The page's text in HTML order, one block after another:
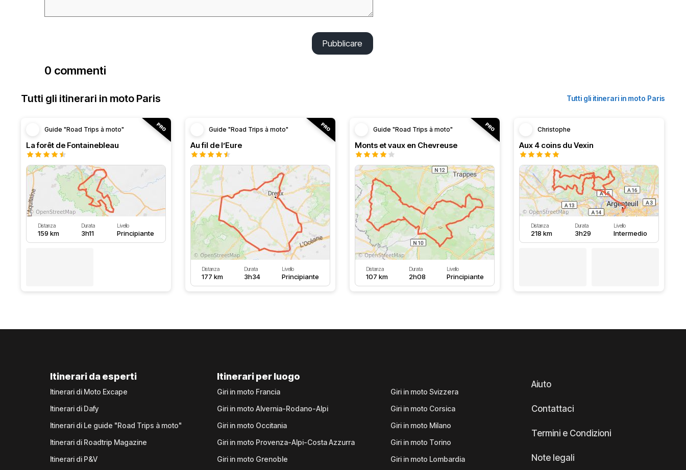
Pubblicare
0 commenti
Tutti gli itinerari in moto Paris Tutti gli itinerari in moto Paris
Guide "Road Trips à moto"
La forêt de Fontainebleau
Distanza
159 km
Durata
3h11
Livello
Principiante
Guide "Road Trips à moto"
Au fil de l’Eure
Distanza
177 km
Durata
3h34
Livello
Principiante
Guide "Road Trips à moto"
Monts et vaux en Chevreuse
Distanza
107 km
Durata
2h08
Livello
Principiante
Christophe
Aux 4 coins du Vexin
Distanza
218 km
Durata
3h29
Livello
Intermedio
Itinerari da esperti
Itinerari di Moto Excape
Itinerari di Dafy
Itinerari di Le guide "Road Trips à moto"
Itinerari di Roadtrip Magazine
Itinerari di P&V
Itinerari per luogo
Giri in moto Francia
Giri in moto Alvernia-Rodano-Alpi
Giri in moto Occitania
Giri in moto Provenza-Alpi-Costa Azzurra
Giri in moto Grenoble
Giri in moto Svizzera
Giri in moto Corsica
Giri in moto Milano
Giri in moto Torino
Giri in moto Lombardia
Aiuto
Contattaci
Termini e Condizioni
Note legali